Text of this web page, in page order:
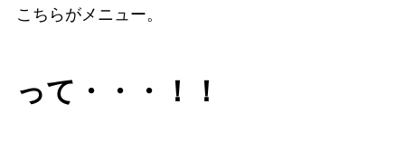
こちらがメニュー。
って・・・！！